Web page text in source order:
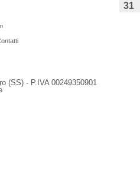
31
(SS) - P.IVA 00249350901